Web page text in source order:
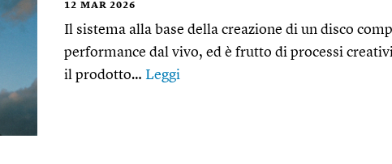
12 MAR 2026
Il sistema alla base della creazione di un disco
performance dal vivo, ed è frutto di processi
il prodotto… Leggi